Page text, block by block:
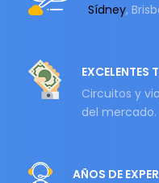
Sídney,
EXCELENTES
Circuitos y
del mercado.
AÑOS DE